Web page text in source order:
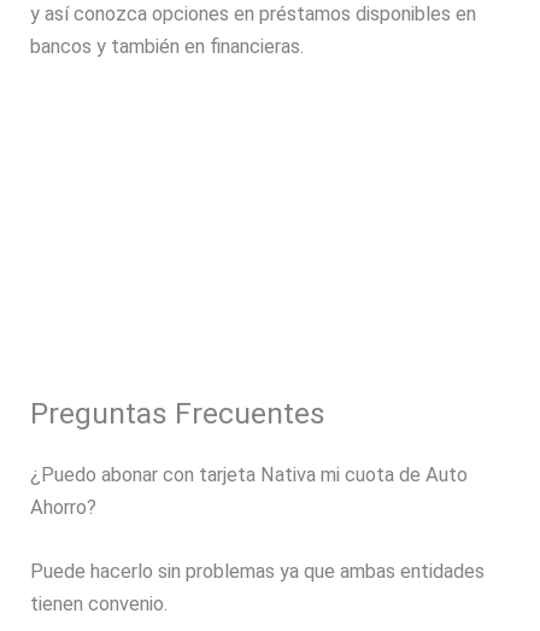
y así conozca opciones en préstamos disponibles en
bancos y también en financieras.
Preguntas Frecuentes
¿Puedo abonar con tarjeta Nativa mi cuota de Auto
Ahorro?
Puede hacerlo sin problemas ya que ambas entidades
tienen convenio.